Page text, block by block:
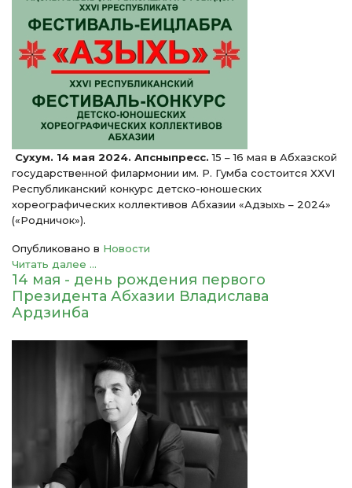
Сухум. 14 мая 2024. Апсныпресс.15 – 16 мая в Абхазской
государственной филармонии им. Р. Гумба состоится XXVI
Республиканский конкурс детско-юношеских
хореографических коллективов Абхазии «Адзыхь – 2024»
(«Родничок»).
Опубликовано в Новости
Читать далее ...
14 мая - день рождения первого
Президента Абхазии Владислава
Ардзинба